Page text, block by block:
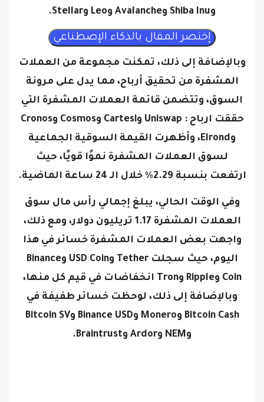
وShiba Inu وAvalanche وLeo وStellar.
وبالإضافة إلى ذلك، تمكنت مجموعة من العملات
المشفرة من تحقيق أرباح، مما يدل على مرونة
السوق، وتتضمن قائمة العملات المشفرة التي
حققت ارباح : Uniswap وCartesi وCosmos وCronos
وElrond،
وأظهرت القيمة السوقية الجماعية
لسوق العملات المشفرة نموًا قويًا، حيث
ارتفعت بنسبة 2.29٪ خلال الـ 24 ساعة الماضية.
وفي الوقت الحالي، يبلغ إجمالي رأس مال سوق
العملات المشفرة 1.17 تريليون دولار،
ومع ذلك،
واجهت بعض العملات المشفرة خسائر في هذا
اليوم، حيث سجلت Tether وUSD Coin وBinance
Coin وRipple وTron انخفاضات في قيم كل منها،
وبالإضافة إلى ذلك، لوحظت خسائر طفيفة في
Bitcoin Cash وMonero وBinance USD وBitcoin SV
وNEM وArdor وBraintrust.